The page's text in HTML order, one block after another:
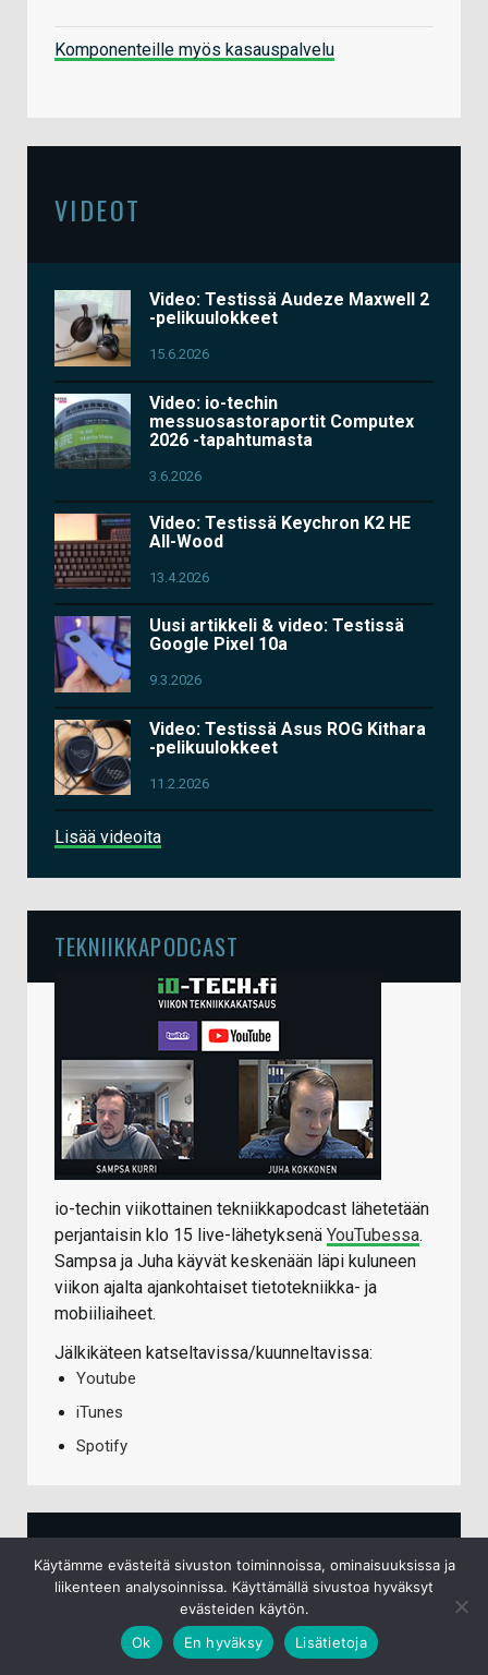
Komponenteille myös kasauspalvelu
VIDEOT
Video: Testissä Audeze Maxwell 2
-pelikuulokkeet
15.6.2026
Video: io-techin
messuosastoraportit Computex
2026 -tapahtumasta
3.6.2026
Video: Testissä Keychron K2 HE
All-Wood
13.4.2026
Uusi artikkeli & video: Testissä
Google Pixel 10a
9.3.2026
Video: Testissä Asus ROG Kithara
-pelikuulokkeet
11.2.2026
Lisää videoita
TEKNIIKKAPODCAST
io-techin viikottainen tekniikkapodcast lähetetään
perjantaisin klo 15 live-lähetyksenä YouTubessa.
Sampsa ja Juha käyvät keskenään läpi kuluneen
viikon ajalta ajankohtaiset tietotekniikka- ja
mobiiliaiheet.
Jälkikäteen katseltavissa/kuunneltavissa:
Youtube
iTunes
Spotify
TECHBBS UUSIMMAT VIESTIT
Mikä ärsyttää kanssa-autoilijoissa?
Käytämme evästeitä sivuston toiminnoissa, ominaisuuksissa ja
liikenteen analysoinnissa. Käyttämällä sivustoa hyväksyt
evästeiden käytön.
Ok
En hyväksy Lisätietoja